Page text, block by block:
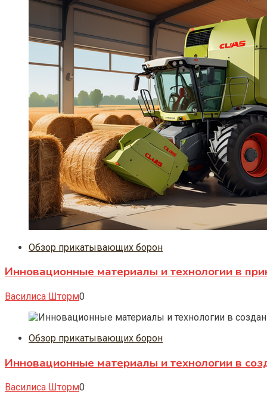
Обзор прикатывающих борон
Инновационные материалы и технологии в
Василиса Шторм0
Обзор прикатывающих борон
Инновационные материалы и технологии в
Василиса Шторм0